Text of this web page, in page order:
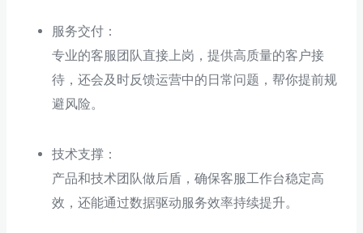
服务交付：
专业的客服团队直接上岗，提供高质量的客户接
待，还会及时反馈运营中的日常问题，帮你提前规
避风险。
技术支撑：
产品和技术团队做后盾，确保客服工作台稳定高
效，还能通过数据驱动服务效率持续提升。